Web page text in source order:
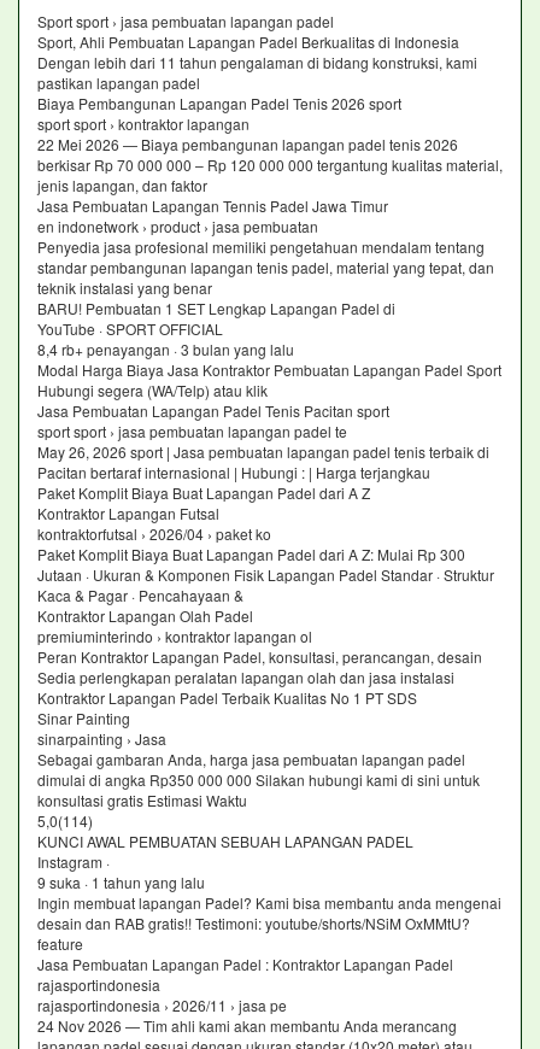
Sport sport › jasa pembuatan lapangan padel
Sport, Ahli Pembuatan Lapangan Padel Berkualitas di Indonesia
Dengan lebih dari 11 tahun pengalaman di bidang konstruksi, kami
pastikan lapangan padel
Biaya Pembangunan Lapangan Padel Tenis 2026 sport
sport sport › kontraktor lapangan
22 Mei 2026 — Biaya pembangunan lapangan padel tenis 2026
berkisar Rp 70 000 000 – Rp 120 000 000 tergantung kualitas material,
jenis lapangan, dan faktor
Jasa Pembuatan Lapangan Tennis Padel Jawa Timur
en indonetwork › product › jasa pembuatan
Penyedia jasa profesional memiliki pengetahuan mendalam tentang
standar pembangunan lapangan tenis padel, material yang tepat, dan
teknik instalasi yang benar
BARU! Pembuatan 1 SET Lengkap Lapangan Padel di
YouTube · SPORT OFFICIAL
8,4 rb+ penayangan · 3 bulan yang lalu
Modal Harga Biaya Jasa Kontraktor Pembuatan Lapangan Padel Sport
Hubungi segera (WA/Telp) atau klik
Jasa Pembuatan Lapangan Padel Tenis Pacitan sport
sport sport › jasa pembuatan lapangan padel te
May 26, 2026 sport | Jasa pembuatan lapangan padel tenis terbaik di
Pacitan bertaraf internasional | Hubungi : | Harga terjangkau
Paket Komplit Biaya Buat Lapangan Padel dari A Z
Kontraktor Lapangan Futsal
kontraktorfutsal › 2026/04 › paket ko
Paket Komplit Biaya Buat Lapangan Padel dari A Z: Mulai Rp 300
Jutaan · Ukuran & Komponen Fisik Lapangan Padel Standar · Struktur
Kaca & Pagar · Pencahayaan &
Kontraktor Lapangan Olah Padel
premiuminterindo › kontraktor lapangan ol
Peran Kontraktor Lapangan Padel, konsultasi, perancangan, desain
Sedia perlengkapan peralatan lapangan olah dan jasa instalasi
Kontraktor Lapangan Padel Terbaik Kualitas No 1 PT SDS
Sinar Painting
sinarpainting › Jasa
Sebagai gambaran Anda, harga jasa pembuatan lapangan padel
dimulai di angka Rp350 000 000 Silakan hubungi kami di sini untuk
konsultasi gratis Estimasi Waktu
5,0(114)
KUNCI AWAL PEMBUATAN SEBUAH LAPANGAN PADEL
Instagram ·
9 suka · 1 tahun yang lalu
Ingin membuat lapangan Padel? Kami bisa membantu anda mengenai
desain dan RAB gratis!! Testimoni: youtube/shorts/NSiM OxMMtU?
feature
Jasa Pembuatan Lapangan Padel : Kontraktor Lapangan Padel
rajasportindonesia
rajasportindonesia › 2026/11 › jasa pe
24 Nov 2026 — Tim ahli kami akan membantu Anda merancang